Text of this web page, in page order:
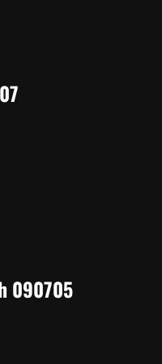
090705